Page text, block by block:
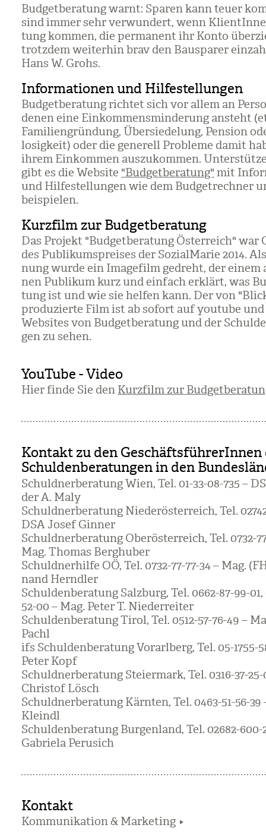
Bud­get­be­ra­tung warnt: Spa­ren kann teuer
sind immer sehr ver­wun­dert, wenn
tung kom­men, die per­ma­nent ihr Konto
trotz­dem wei­ter­hin brav den Bau­spa­rer
Hans W. Grohs.
Informationen und Hilfestellungen
Bud­get­be­ra­tung rich­tet sich vor allem an
denen eine Ein­kom­mens­min­de­rung ansteht
Fami­li­en­grün­dung, Über­sie­de­lung, Pen­sion
lo­sig­keit) oder die gene­rell Pro­bleme damit
ihrem Ein­kom­men aus­zu­kom­men.
gibt es die Web­site "Budgetberatung"mit
und Hil­fe­stel­lun­gen wie dem Bud­get­rech­ner
bei­spie­len.
Kurzfilm zur Budgetberatung
Das Pro­jekt "Bud­get­be­ra­tung Öster­reich" war
des Publi­kums­prei­ses der Sozi­al­Ma­rie 2014.
nung wurde ein Image­film gedreht, der
nen Publi­kum kurz und ein­fach erklärt, was
tung ist und wie sie hel­fen kann. Der von
pro­du­zierte Film ist ab sofort auf youtube
Web­sites von Bud­get­be­ra­tung und der
gen zu sehen.
YouTube - Video
Hier finde Sie denKurzfilm zur
Kontakt zu den GeschäftsführerInnen
Schuldenberatungen in den
Schuld­ner­be­ra­tung Wien, Tel. 01-33-08-735 –
der A. Maly
Schuld­ner­be­ra­tung Nie­der­ös­ter­reich, Tel.
DSA Josef Gin­ner
Schuld­ner­be­ra­tung Ober­ös­ter­reich, Tel. 0732-
Mag. Tho­mas Berghu­ber
Schuld­ner­hilfe OÖ, Tel. 0732-77-77-34 – Mag.
nand Herndler
Schul­den­be­ra­tung Salz­burg, Tel. 0662-87-99-01,
52-00 – Mag. Peter T. Nie­der­rei­ter
Schul­den­be­ra­tung Tirol, Tel. 0512-57-76-49 –
Pachl
ifs Schul­den­be­ra­tung Vor­arl­berg, Tel. 05-1755-
Peter Kopf
Schuld­ner­be­ra­tung Stei­er­mark, Tel. 0316-37-25-
Chris­tof Lösch
Schuld­ner­be­ra­tung Kärn­ten, Tel. 0463-51-56-39
Kleindl
Schul­den­be­ra­tung Bur­gen­land, Tel. 02682-600-
Gabriela Peru­sich
Kontakt
Kommunikation & Marketing